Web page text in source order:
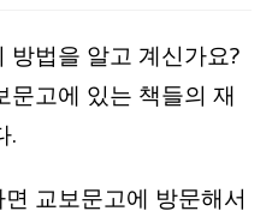
방법을 알고 계신가요?
문고에 있는 책들의 재
.
교보문고에 방문해서